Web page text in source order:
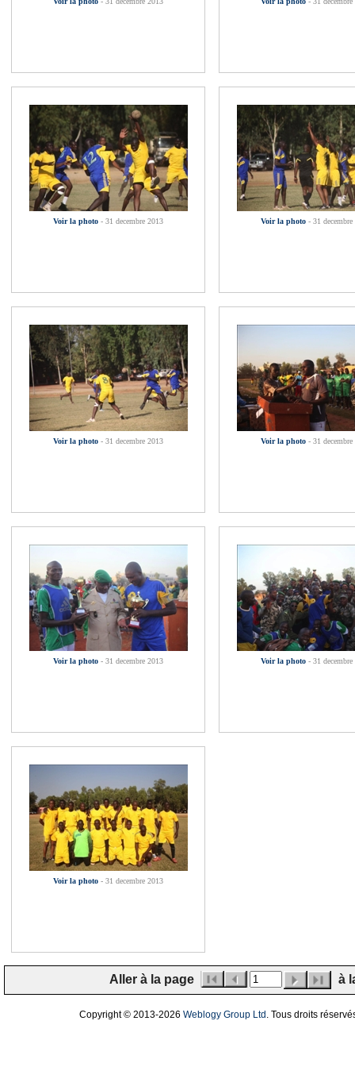
Voir la photo - 31 decembre 2013 Voir la photo - 31 decembre
Voir la photo - 31 decembre 2013 Voir la photo - 31 decembre
Voir la photo - 31 decembre 2013 Voir la photo - 31 decembre
Voir la photo - 31 decembre 2013
Aller à la page à
Copyright © 2013-2026 Weblogy Group Ltd . Tous droits